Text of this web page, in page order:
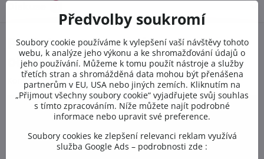
Potřebujete poradit s
objednávkou?
Kontaktujte nás PO-PÁ 8:00 - 16:00:
+420 412 528 367
+420 602 284 314
Předvolby soukromí
Soubory cookie používáme k vylepšení vaší návštěvy tohoto
webu, k analýze jeho výkonu a ke shromažďování údajů o
jeho používání. Můžeme k tomu použít nástroje a služby
třetích stran a shromážděná data mohou být přenášena
partnerům v EU, USA nebo jiných zemích. Kliknutím na
„Přijmout všechny soubory cookie“ vyjadřujete svůj souhlas
s tímto zpracováním. Níže můžete najít podrobné
informace nebo upravit své preference.
Soubory cookies ke zlepšení relevanci reklam využívá
služba Google Ads – podrobnosti zde :